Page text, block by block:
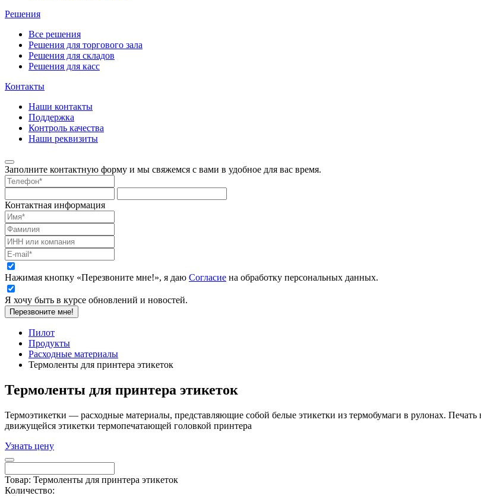
Решения
Все решения
Решения для торгового зала
Решения для складов
Решения для касс
Контакты
Наши контакты
Поддержка
Контроль качества
Наши реквизиты
Заполните контактную форму и мы свяжемся с вами в удобное для вас время.
Контактная информация
Нажимая кнопку «Перезвоните мне!», я даю Согласие на обработку персональных данных.
Я хочу быть в курсе обновлений и новостей.
Перезвоните мне!
Пилот
Продукты
Расходные материалы
Термоленты для принтера этикеток
Термоленты для принтера этикеток
Термоэтикетки — расходные материалы, представляющие собой белые этикетки из термобумаги в рулонах.
движущейся этикетки термопечатающей головкой принтера
Узнать цену
Товар: Термоленты для принтера этикеток
Количество: